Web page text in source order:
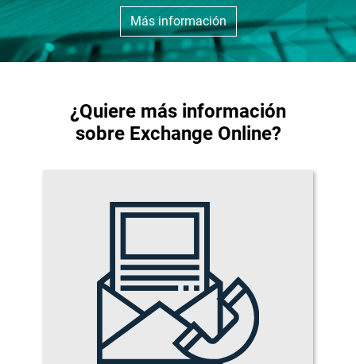
Más información
¿Quiere más información
sobre Exchange Online?